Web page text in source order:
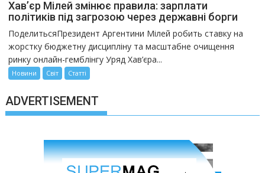
Хав’єр Мілей змінює правила: зарплати
політиків під загрозою через державні борги
ПоделитьсяПрезидент Аргентини Мілей робить ставку на
жорстку бюджетну дисципліну та масштабне очищення
ринку онлайн-гемблінгу Уряд Хав’єра...
Новини Світ Статті
ADVERTISEMENT